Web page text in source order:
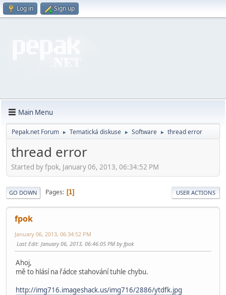
Log in Sign up
Main Menu
Pepak.net Forum ► Tematická diskuse ► Software ► thread error
thread error
Started by fpok, January 06, 2013, 06:34:52 PM
GO DOWN Pages 1 USER ACTIONS
fpok
January 06, 2013, 06:34:52 PM
Last Edit: January 06, 2013, 06:46:05 PM by fpok
Ahoj,
mě to hlásí na řádce stahování tuhle chybu.
http://img716.imageshack.us/img716/2886/ytdfk.jpg